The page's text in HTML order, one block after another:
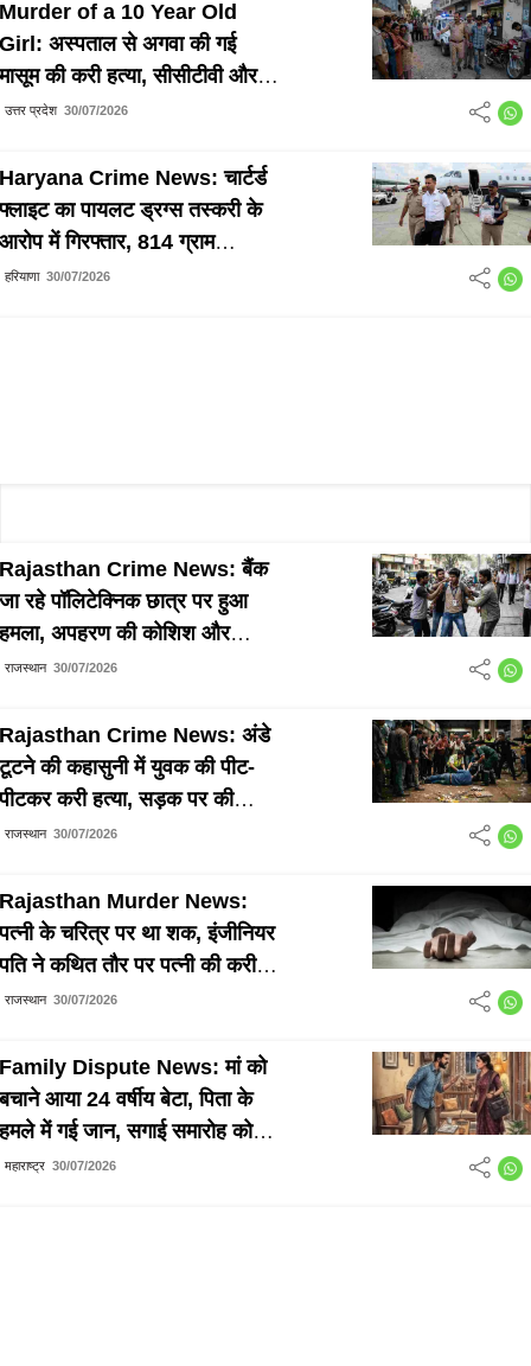
Murder of a 10 Year Old
Girl: अस्पताल से अगवा की गई
मासूम की करी हत्या, सीसीटीवी और
बाइक नंबर के जरिए आरोपी हुआ
उत्तर प्रदेश 30/07/2026
Haryana Crime News: चार्टर्ड
फ्लाइट का पायलट ड्रग्स तस्करी के
आरोप में गिरफ्तार, 814 ग्राम
MDMA बरामद
हरियाणा 30/07/2026
Rajasthan Crime News: बैंक
जा रहे पॉलिटेक्निक छात्र पर हुआ
हमला, अपहरण की कोशिश और
₹1.50 लाख लूटने का लगा आरोप
राजस्थान 30/07/2026
Rajasthan Crime News: अंडे
टूटने की कहासुनी में युवक की पीट-
पीटकर करी हत्या, सड़क पर की
बेरहमी से पिटाई
राजस्थान 30/07/2026
Rajasthan Murder News:
पत्नी के चरित्र पर था शक, इंजीनियर
पति ने कथित तौर पर पत्नी की करी
हत्या
राजस्थान 30/07/2026
Family Dispute News: मां को
बचाने आया 24 वर्षीय बेटा, पिता के
हमले में गई जान, सगाई समारोह को
लेकर हुआ था विवाद
महाराष्ट्र 30/07/2026